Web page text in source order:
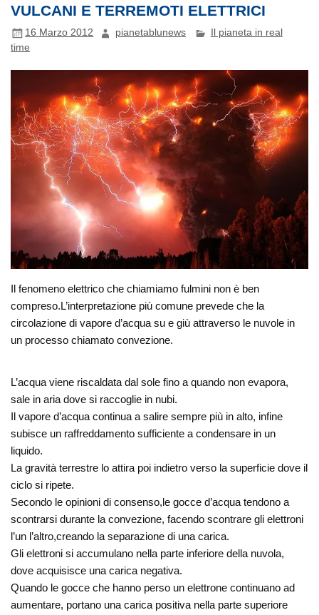
VULCANI E TERREMOTI ELETTRICI
16 Marzo 2012 pianetablunews
Il pianeta in real
time
Il fenomeno elettrico che chiamiamo fulmini non è ben
compreso.L’interpretazione più comune prevede che la
circolazione di vapore d’acqua su e giù attraverso le nuvole in
un processo chiamato convezione.
L’acqua viene riscaldata dal sole fino a quando non evapora,
sale in aria dove si raccoglie in nubi.
Il vapore d’acqua continua a salire sempre più in alto, infine
subisce un raffreddamento sufficiente a condensare in un
liquido.
La gravità terrestre lo attira poi indietro verso la superficie dove il
ciclo si ripete.
Secondo le opinioni di consenso,le gocce d’acqua tendono a
scontrarsi durante la convezione, facendo scontrare gli elettroni
l’un l’altro,creando la separazione di una carica.
Gli elettroni si accumulano nella parte inferiore della nuvola,
dove acquisisce una carica negativa.
Quando le gocce che hanno perso un elettrone continuano ad
aumentare, portano una carica positiva nella parte superiore